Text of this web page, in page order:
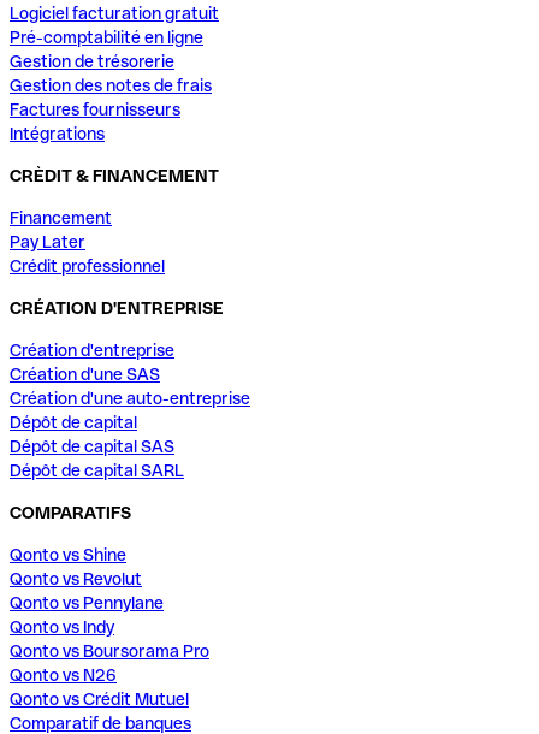
Logiciel facturation gratuit
Pré-comptabilité en ligne
Gestion de trésorerie
Gestion des notes de frais
Factures fournisseurs
Intégrations
CRÈDIT & FINANCEMENT
Financement
Pay Later
Crédit professionnel
CRÉATION D'ENTREPRISE
Création d'entreprise
Création d'une SAS
Création d'une auto-entreprise
Dépôt de capital
Dépôt de capital SAS
Dépôt de capital SARL
COMPARATIFS
Qonto vs Shine
Qonto vs Revolut
Qonto vs Pennylane
Qonto vs Indy
Qonto vs Boursorama Pro
Qonto vs N26
Qonto vs Crédit Mutuel
Comparatif de banques